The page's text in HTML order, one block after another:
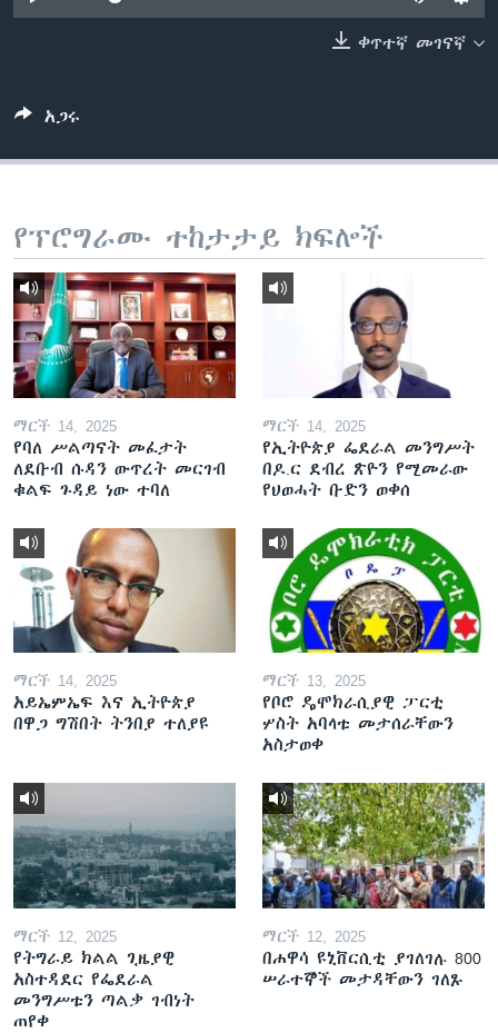
ቀጥተኛ መገናኛ
አጋሩ
የፕሮግራሙ ተከታታይ ክፍሎች
ማርች 14, 2025
የባለ ሥልጣናት መፈታት
ለደቡብ ሱዳን ውጥረት መርገብ
ቁልፍ ጉዳይ ነው ተባለ
ማርች 14, 2025
የኢትዮጵያ ፌደራል መንግሥት
በዶ.ር ደብረ ጽዮን የሚመራው
የህወሓት ቡድን ወቀሰ
ማርች 14, 2025
አይኤምኤፍ እና ኢትዮጵያ
በዋጋ ግሽበት ትንበያ ተለያዩ
ማርች 13, 2025
የቦሮ ዴሞክራሲያዊ ፓርቲ
ሦስት አባላቱ መታሰራቸውን
አስታወቀ
ማርች 12, 2025
የትግራይ ክልል ጊዜያዊ
አስተዳደር የፌደራል
መንግሥቱን ጣልቃ ገብነት
ጠየቀ
ማርች 12, 2025
በሐዋሳ ዩኒቨርሲቲ ያገለገሉ 800
ሠራተኞች መታዳቸውን ገለጹ